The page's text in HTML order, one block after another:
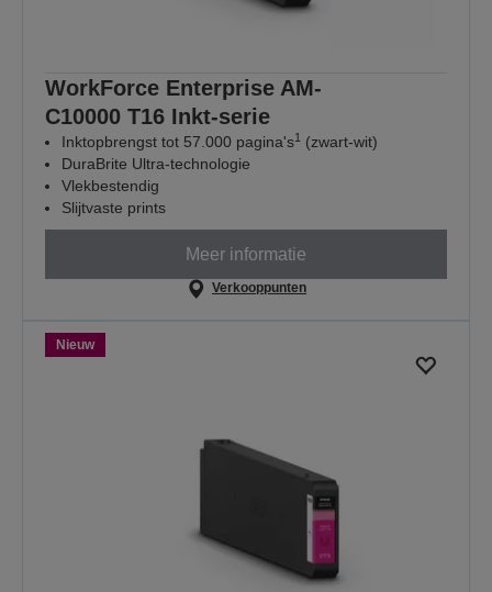
WorkForce Enterprise AM-
C10000 T16 Inkt-serie
Inktopbrengst tot 57.000 pagina's1 (zwart-wit)
DuraBrite Ultra-technologie
Vlekbestendig
Slijtvaste prints
Meer informatie
Verkooppunten
Nieuw